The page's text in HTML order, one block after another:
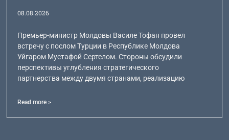
08.08.2026
Премьер-министр Молдовы Василе Тофан провел
встречу с послом Турции в Республике Молдова
Уйгаром Мустафой Сертелом. Стороны обсудили
перспективы углубления стратегического
партнерства между двумя странами, реализацию
Read more >